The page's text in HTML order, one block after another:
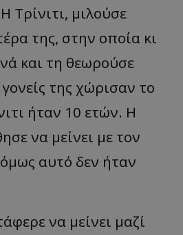
Τρίνιτι, μιλούσε
της, στην οποία κι
και τη θεωρούσε
της χώρισαν το
ήταν 10 ετών. Η
να μείνει με τον
αυτό δεν ήταν
να μείνει μαζί